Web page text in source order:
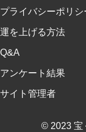
プライバシーポリシ
運を上げる方法
Q&A
アンケート結果
サイト管理者
© 2023 宝